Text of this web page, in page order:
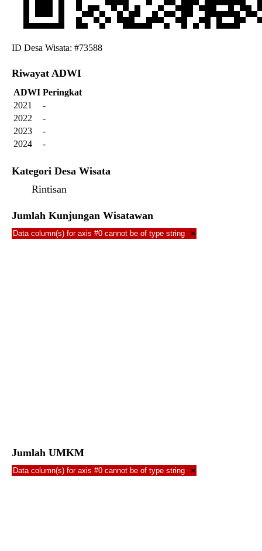
ID Desa Wisata: #73588
Riwayat ADWI
ADWI Peringkat
2021
-
2022
-
2023
-
2024
-
Kategori Desa Wisata
Rintisan
Jumlah Kunjungan Wisatawan
Data column(s) for axis #0 cannot be of type string ×
Jumlah UMKM
Data column(s) for axis #0 cannot be of type string ×